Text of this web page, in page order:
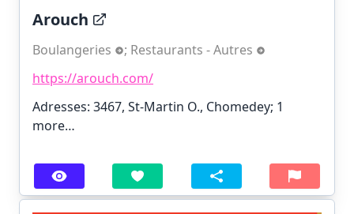
Arouch
Boulangeries ; Restaurants - Autres
https://arouch.com/
Adresses: 3467, St-Martin O., Chomedey; 1
more…